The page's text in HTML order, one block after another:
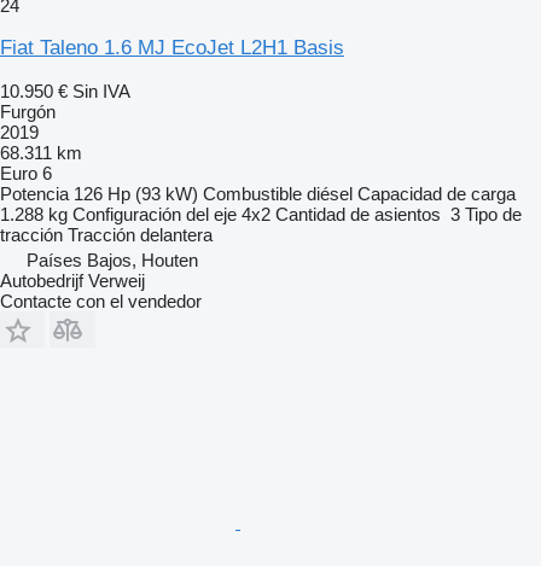
24
Fiat Taleno 1.6 MJ EcoJet L2H1 Basis
10.950 € Sin IVA
Furgón
2019
68.311 km
Euro 6
Potencia 126 Hp (93 kW) Combustible diésel Capacidad de carga
1.288 kg Configuración del eje 4x2 Cantidad de asientos 3 Tipo de
tracción Tracción delantera
Países Bajos, Houten
Autobedrijf Verweij
Contacte con el vendedor